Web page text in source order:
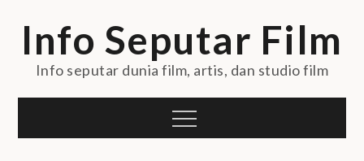
Info Seputar Film
Info seputar dunia film, artis, dan studio film
Menu